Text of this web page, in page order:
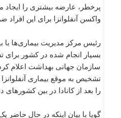
پرخطر، عارضه بيشتری را ايجاد
واكسن آنفلوانزا برای اين
رئيس مركز مديريت بيماری‌ها با
بسيار انجام شده در كشور برای
سازمان جهانی بهداشت اعلام كرد
تشخيص به موقع بيماری
را بعد از كانادا در بين كشورهای